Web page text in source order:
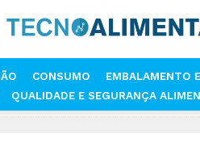
CONSUMO
EMBALAMENTO
QUALIDADE E SEGURANÇA
SOBRE O TRANSPORTE DE